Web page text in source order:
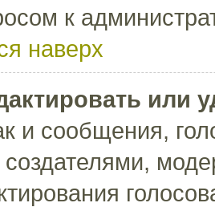
к
наверх
или
и сообщения,
создателями,